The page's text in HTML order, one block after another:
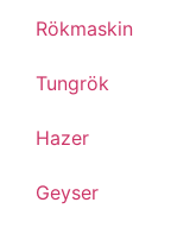
Rökmaskin
Tungrök
Hazer
Geyser